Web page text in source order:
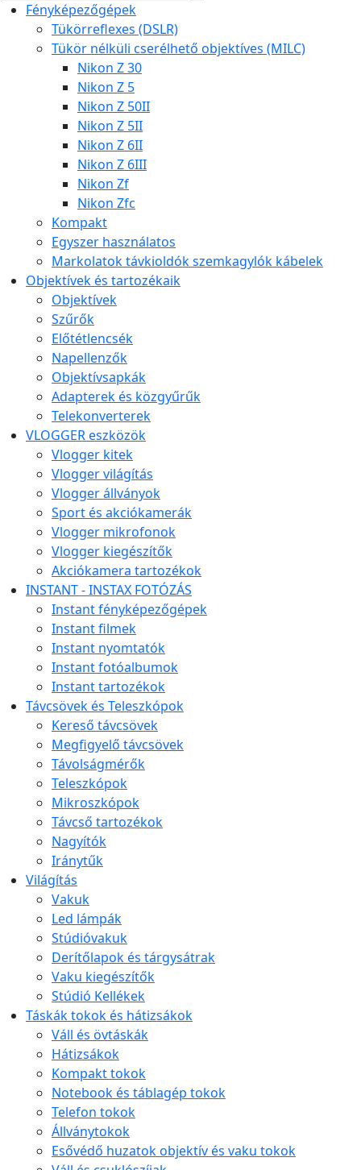
Fényképezőgépek
Tükörreflexes (DSLR)
Tükör nélküli cserélhető objektíves (MILC)
Nikon Z 30
Nikon Z 5
Nikon Z 50II
Nikon Z 5II
Nikon Z 6II
Nikon Z 6III
Nikon Zf
Nikon Zfc
Kompakt
Egyszer használatos
Markolatok távkioldók szemkagylók kábelek
Objektívek és tartozékaik
Objektívek
Szűrők
Előtétlencsék
Napellenzők
Objektívsapkák
Adapterek és közgyűrűk
Telekonverterek
VLOGGER eszközök
Vlogger kitek
Vlogger világítás
Vlogger állványok
Sport és akciókamerák
Vlogger mikrofonok
Vlogger kiegészítők
Akciókamera tartozékok
INSTANT - INSTAX FOTÓZÁS
Instant fényképezőgépek
Instant filmek
Instant nyomtatók
Instant fotóalbumok
Instant tartozékok
Távcsövek és Teleszkópok
Kereső távcsövek
Megfigyelő távcsövek
Távolságmérők
Teleszkópok
Mikroszkópok
Távcső tartozékok
Nagyítók
Iránytűk
Világítás
Vakuk
Led lámpák
Stúdióvakuk
Derítőlapok és tárgysátrak
Vaku kiegészítők
Stúdió Kellékek
Táskák tokok és hátizsákok
Váll és övtáskák
Hátizsákok
Kompakt tokok
Notebook és táblagép tokok
Telefon tokok
Állványtokok
Esővédő huzatok objektív és vaku tokok